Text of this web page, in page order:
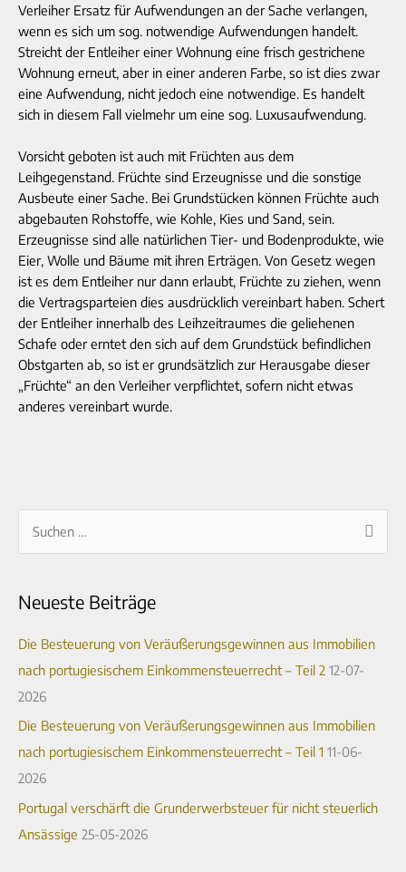
Verleiher Ersatz für Aufwendungen an der Sache verlangen,
wenn es sich um sog. notwendige Aufwendungen handelt.
Streicht der Entleiher einer Wohnung eine frisch gestrichene
Wohnung erneut, aber in einer anderen Farbe, so ist dies zwar
eine Aufwendung, nicht jedoch eine notwendige. Es handelt
sich in diesem Fall vielmehr um eine sog. Luxusaufwendung.
Vorsicht geboten ist auch mit Früchten aus dem
Leihgegenstand. Früchte sind Erzeugnisse und die sonstige
Ausbeute einer Sache. Bei Grundstücken können Früchte auch
abgebauten Rohstoffe, wie Kohle, Kies und Sand, sein.
Erzeugnisse sind alle natürlichen Tier- und Bodenprodukte, wie
Eier, Wolle und Bäume mit ihren Erträgen. Von Gesetz wegen
ist es dem Entleiher nur dann erlaubt, Früchte zu ziehen, wenn
die Vertragsparteien dies ausdrücklich vereinbart haben. Schert
der Entleiher innerhalb des Leihzeitraumes die geliehenen
Schafe oder erntet den sich auf dem Grundstück befindlichen
Obstgarten ab, so ist er grundsätzlich zur Herausgabe dieser
„Früchte“ an den Verleiher verpflichtet, sofern nicht etwas
anderes vereinbart wurde.
h
e
n
n
a
h
Neueste Beiträge
Die Besteuerung von Veräußerungsgewinnen aus Immobilien
nach portugiesischem Einkommensteuerrecht – Teil 2 12-07-
2026
Die Besteuerung von Veräußerungsgewinnen aus Immobilien
nach portugiesischem Einkommensteuerrecht – Teil 1 11-06-
2026
Portugal verschärft die Grunderwerbsteuer für nicht steuerlich
Ansässige 25-05-2026
h
v